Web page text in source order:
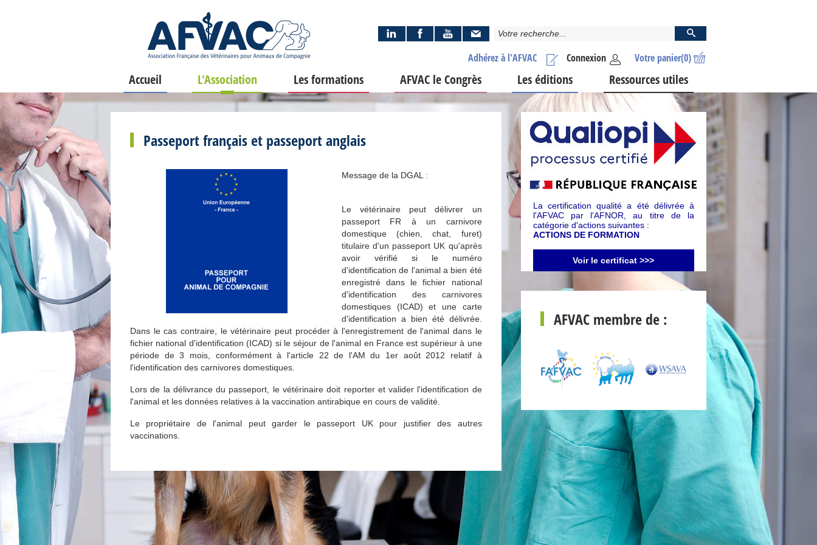
Votre panier(0)
Connexion
Adhérez à l'AFVAC
Accueil L'Association Les formations AFVAC le Congrès Les éditions Ressources utiles
Passeport français et passeport anglais
Message de la DGAL :
Le vétérinaire peut délivrer un
passeport FR à un carnivore
domestique (chien, chat, furet)
titulaire d'un passeport UK qu'après
avoir vérifié si le numéro
d'identification de l'animal a bien été
enregistré dans le fichier national
d'identification des carnivores
domestiques (ICAD) et une carte
d'identification a bien été délivrée.
Dans le cas contraire, le vétérinaire peut procéder à l'enregistrement de l'animal dans le
fichier national d'identification (ICAD) si le séjour de l'animal en France est supérieur à une
période de 3 mois, conformément à l'article 22 de l'AM du 1er août 2012 relatif à
l'identification des carnivores domestiques.
Lors de la délivrance du passeport, le vétérinaire doit reporter et valider l'identification de
l'animal et les données relatives à la vaccination antirabique en cours de validité.
Le propriétaire de l'animal peut garder le passeport UK pour justifier des autres
vaccinations.
La certification qualité a été délivrée à
l'AFVAC par l'AFNOR, au titre de la
catégorie d'actions suivantes :
ACTIONS DE FORMATION
Voir le certificat >>>
AFVAC membre de :